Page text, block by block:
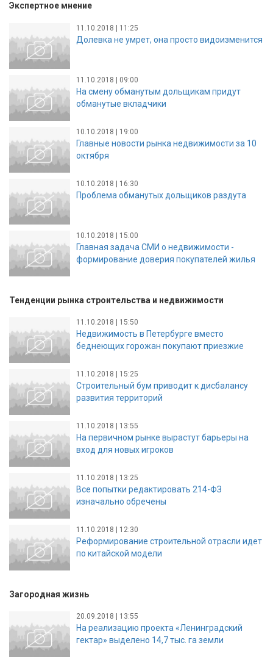
Экспертное мнение
11.10.2018 | 11:25
Долевка не умрет, она просто видоизменится
11.10.2018 | 09:00
На смену обманутым дольщикам придут
обманутые вкладчики
10.10.2018 | 19:00
Главные новости рынка недвижимости за 10
октября
10.10.2018 | 16:30
Проблема обманутых дольщиков раздута
10.10.2018 | 15:00
Главная задача СМИ о недвижимости -
формирование доверия покупателей жилья
Тенденции рынка строительства и недвижимости
11.10.2018 | 15:50
Недвижимость в Петербурге вместо
беднеющих горожан покупают приезжие
11.10.2018 | 15:25
Строительный бум приводит к дисбалансу
развития территорий
11.10.2018 | 13:55
На первичном рынке вырастут барьеры на
вход для новых игроков
11.10.2018 | 13:25
Все попытки редактировать 214-ФЗ
изначально обречены
11.10.2018 | 12:30
Реформирование строительной отрасли идет
по китайской модели
Загородная жизнь
20.09.2018 | 13:55
На реализацию проекта «Ленинградский
гектар» выделено 14,7 тыс. га земли